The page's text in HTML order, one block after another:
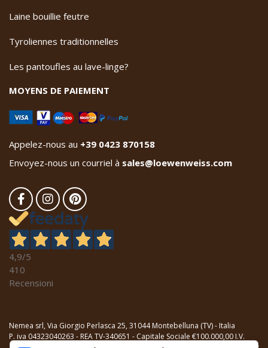
Laine bouillie feutre
Tyroliennes traditionnelles
Les pantoufles au lave-linge?
MOYENS DE PAIEMENT
Appelez-nous au +39 0423 870158
Envoyez-nous un courriel à sales@loewenweiss.com
4,9/5
410
Recensioni
Nemea srl, Via Giorgio Perlasca 25, 31044 Montebelluna (TV) - Italia
P. iva 04323040263 - REA TV-340651 - Capitale Sociale €100.000,00 I.V.